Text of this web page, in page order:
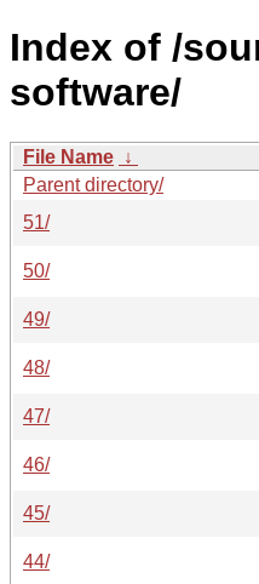
Index of /
software/
File Name ↓
Parent directory/
51/
50/
49/
48/
47/
46/
45/
44/